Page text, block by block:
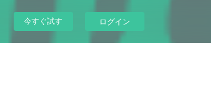
今すぐ試す ログイン